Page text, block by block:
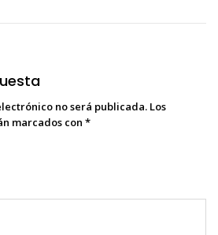
no será publicada. Los
marcados con *